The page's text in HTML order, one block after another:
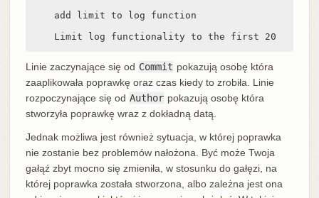
   add limit to log function
   Limit log functionality to the first 20
Linie zaczynające się od Commit pokazują osobę która
zaaplikowała poprawkę oraz czas kiedy to zrobiła. Linie
rozpoczynające się od Author pokazują osobę która
stworzyła poprawkę wraz z dokładną datą.
Jednak możliwa jest również sytuacja, w której poprawka
nie zostanie bez problemów nałożona. Być może Twoja
gałąź zbyt mocno się zmieniła, w stosunku do gałęzi, na
której poprawka została stworzona, albo zależna jest ona